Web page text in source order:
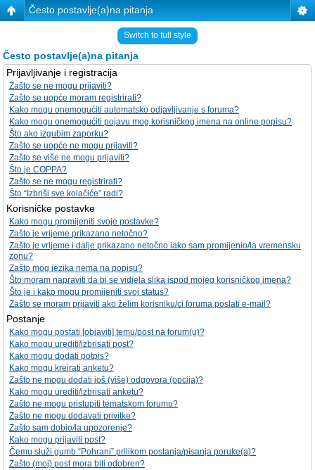
Često postavlje(a)na pitanja
Switch to full style
Često postavlje(a)na pitanja
Prijavljivanje i registracija
Zašto se ne mogu prijaviti?
Zašto se uopće moram registrirati?
Kako mogu onemogućiti automatsko odjavljivanje s foruma?
Kako mogu onemogućiti pojavu mog korisničkog imena na online popisu?
Što ako izgubim zaporku?
Zašto se uopće ne mogu prijaviti?
Zašto se više ne mogu prijaviti?
Što je COPPA?
Zašto se ne mogu registrirati?
Što “Izbriši sve kolačiće” radi?
Korisničke postavke
Kako mogu promijeniti svoje postavke?
Zašto je vrijeme prikazano netočno?
Zašto je vrijeme i dalje prikazano netočno iako sam promijenio/la vremensku
zonu?
Zašto mog jezika nema na popisu?
Što moram napraviti da bi se vidjela slika ispod mojeg korisničkog imena?
Što je i kako mogu promijeniti svoj status?
Zašto se moram prijaviti ako želim korisniku/ci foruma poslati e-mail?
Postanje
Kako mogu postati [objaviti] temu/post na forum(u)?
Kako mogu urediti/izbrisati post?
Kako mogu dodati potpis?
Kako mogu kreirati anketu?
Zašto ne mogu dodati još (više) odgovora (opcija)?
Kako mogu urediti/izbrisati anketu?
Zašto ne mogu pristupiti tematskom forumu?
Zašto ne mogu dodavati privitke?
Zašto sam dobio/la upozorenje?
Kako mogu prijaviti post?
Čemu služi gumb “Pohrani” prilikom postanja/pisanja poruke(a)?
Zašto (moj) post mora biti odobren?